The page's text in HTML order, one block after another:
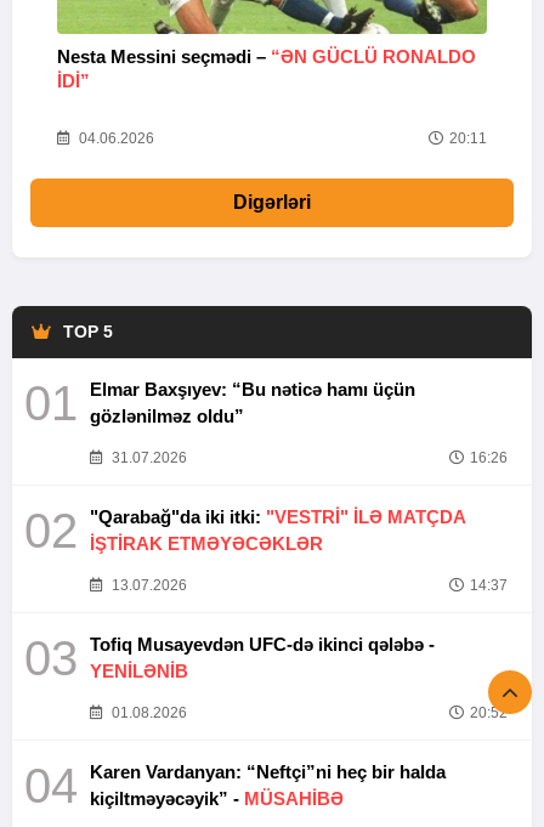
Nesta Messini seçmədi – “ƏN GÜCLÜ RONALDO
IDI”
04.06.2026 20:11
Digərləri
TOP 5
01
Elmar Baxşıyev: “Bu nəticə hamı üçün
gözlənilməz oldu”
31.07.2026 16:26
02 "Qarabağ"da iki itki: "VESTRİ" İLƏ MATÇDA
İŞTİRAK ETMƏYƏCƏKLƏR
13.07.2026 14:37
03
Tofiq Musayevdən UFC-də ikinci qələbə -
YENİLƏNİB
01.08.2026 20:52
04
Karen Vardanyan: “Neftçi”ni heç bir halda
kiçiltməyəcəyik” - MÜSAHİBƏ